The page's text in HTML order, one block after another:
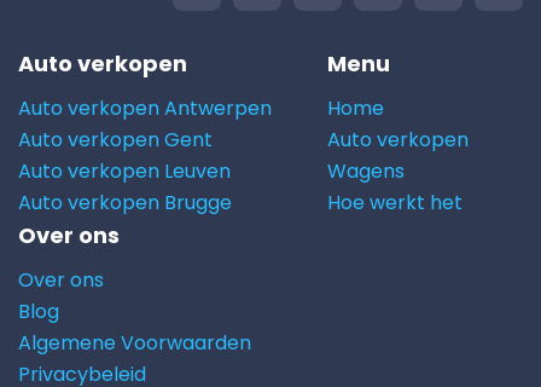
Auto verkopen
Auto verkopen Antwerpen
Auto verkopen Gent
Auto verkopen Leuven
Auto verkopen Brugge
Menu
Home
Auto verkopen
Wagens
Hoe werkt het
Over ons
Over ons
Blog
Algemene Voorwaarden
Privacybeleid